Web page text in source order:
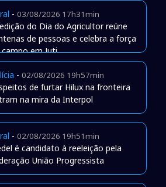
- 03/08/2026 17h31min
do Dia do Agricultor reúne
de pessoas e celebra a força
em Juti
- 02/08/2026 19h57min
de furtar Hilux na fronteira
na mira da Interpol
- 02/08/2026 19h51min
é candidato à reeleição pela
União Progressista